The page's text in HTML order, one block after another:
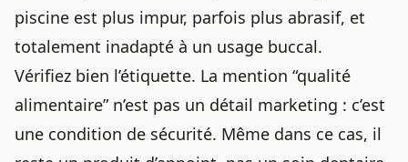
piscine est plus impur, parfois plus abrasif, et
totalement inadapté à un usage buccal.
Vérifiez bien l’étiquette. La mention “qualité
alimentaire” n’est pas un détail marketing : c’est
une condition de sécurité. Même dans ce cas, il